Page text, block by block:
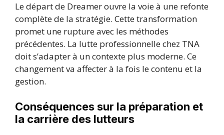
Le départ de Dreamer ouvre la voie à une refonte
complète de la stratégie. Cette transformation
promet une rupture avec les méthodes
précédentes. La lutte professionnelle chez TNA
doit s’adapter à un contexte plus moderne. Ce
changement va affecter à la fois le contenu et la
gestion.
Conséquences sur la préparation et
la carrière des lutteurs